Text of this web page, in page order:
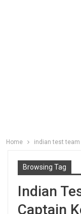
Home indian test
Browsing Tag
Indian
Captain